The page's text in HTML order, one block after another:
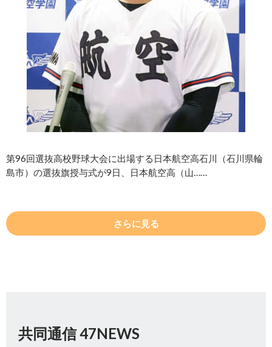
第96回選抜高校野球大会に出場する日本航空高石川（石川県輪
島市）の選抜旗授与式が9日、日本航空高（山……
さらに見る
共同通信 47NEWS